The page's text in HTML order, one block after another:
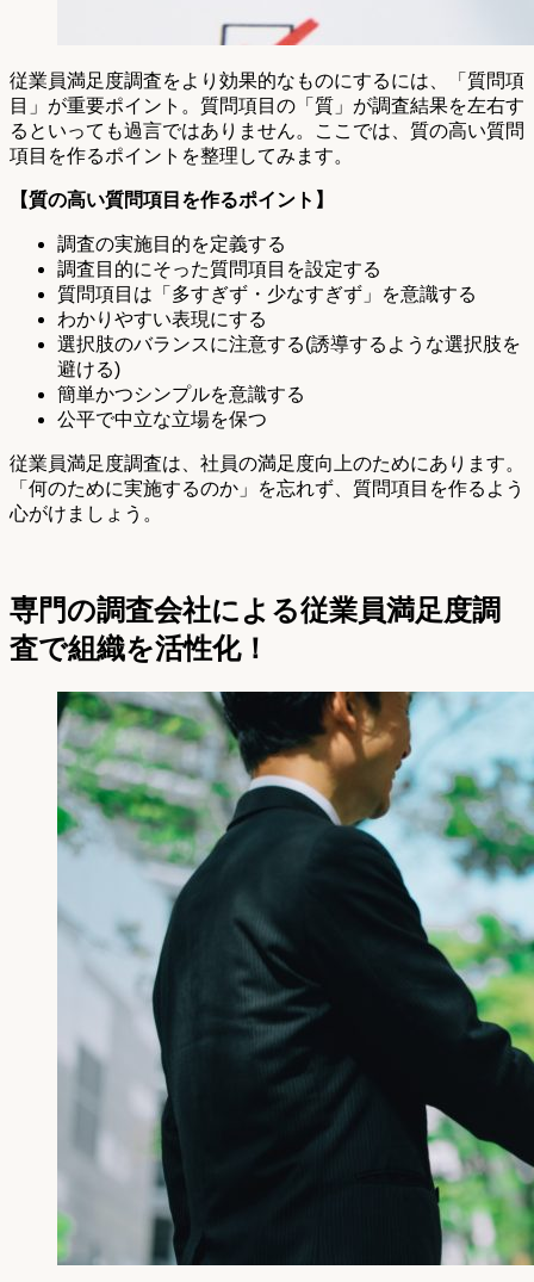
従業員満足度調査をより効果的なものにするには、「質問項
目」が重要ポイント。質問項目の「質」が調査結果を左右す
るといっても過言ではありません。ここでは、質の高い質問
項目を作るポイントを整理してみます。
【質の高い質問項目を作るポイント】
調査の実施目的を定義する
調査目的にそった質問項目を設定する
質問項目は「多すぎず・少なすぎず」を意識する
わかりやすい表現にする
選択肢のバランスに注意する(誘導するような選択肢を
避ける)
簡単かつシンプルを意識する
公平で中立な立場を保つ
従業員満足度調査は、社員の満足度向上のためにあります。
「何のために実施するのか」を忘れず、質問項目を作るよう
心がけましょう。
専門の調査会社による従業員満足度調
査で組織を活性化！